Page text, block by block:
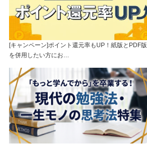
[キャンペーン]ポイント還元率もUP！紙版とPDF版
を併用したい方にお…